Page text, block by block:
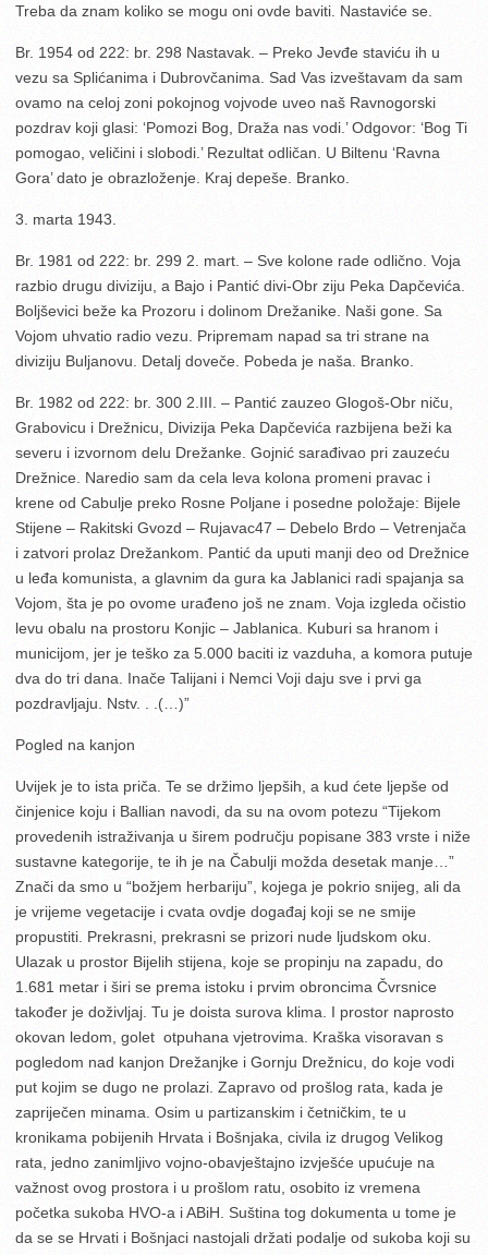
Treba da znam koliko se mogu oni ovde baviti. Nastaviće se.
Br. 1954 od 222: br. 298 Nastavak. – Preko Jevđe staviću ih u
vezu sa Splićanima i Dubrovčanima. Sad Vas izveštavam da sam
ovamo na celoj zoni pokojnog vojvode uveo naš Ravnogorski
pozdrav koji glasi: ‘Pomozi Bog, Draža nas vodi.’ Odgovor: ‘Bog Ti
pomogao, veličini i slobodi.’ Rezultat odličan. U Biltenu ‘Ravna
Gora’ dato je obrazloženje. Kraj depeše. Branko.
3. marta 1943.
Br. 1981 od 222: br. 299 2. mart. – Sve kolone rade odlično. Voja
razbio drugu diviziju, a Bajo i Pantić divi-Obr ziju Peka Dapčevića.
Boljševici beže ka Prozoru i dolinom Drežanike. Naši gone. Sa
Vojom uhvatio radio vezu. Pripremam napad sa tri strane na
diviziju Buljanovu. Detalj doveče. Pobeda je naša. Branko.
Br. 1982 od 222: br. 300 2.III. – Pantić zauzeo Glogoš-Obr niču,
Grabovicu i Drežnicu, Divizija Peka Dapčevića razbijena beži ka
severu i izvornom delu Drežanke. Gojnić sarađivao pri zauzeću
Drežnice. Naredio sam da cela leva kolona promeni pravac i
krene od Cabulje preko Rosne Poljane i posedne položaje: Bijele
Stijene – Rakitski Gvozd – Rujavac47 – Debelo Brdo – Vetrenjača
i zatvori prolaz Drežankom. Pantić da uputi manji deo od Drežnice
u leđa komunista, a glavnim da gura ka Jablanici radi spajanja sa
Vojom, šta je po ovome urađeno još ne znam. Voja izgleda očistio
levu obalu na prostoru Konjic – Jablanica. Kuburi sa hranom i
municijom, jer je teško za 5.000 baciti iz vazduha, a komora putuje
dva do tri dana. Inače Talijani i Nemci Voji daju sve i prvi ga
pozdravljaju. Nstv. . .(…)”
Pogled na kanjon
Uvijek je to ista priča. Te se držimo ljepših, a kud ćete ljepše od
činjenice koju i Ballian navodi, da su na ovom potezu “Tijekom
provedenih istraživanja u širem području popisane 383 vrste i niže
sustavne kategorije, te ih je na Čabulji možda desetak manje…”
Znači da smo u “božjem herbariju”, kojega je pokrio snijeg, ali da
je vrijeme vegetacije i cvata ovdje događaj koji se ne smije
propustiti. Prekrasni, prekrasni se prizori nude ljudskom oku.
Ulazak u prostor Bijelih stijena, koje se propinju na zapadu, do
1.681 metar i širi se prema istoku i prvim obroncima Čvrsnice
također je doživljaj. Tu je doista surova klima. I prostor naprosto
okovan ledom, golet otpuhana vjetrovima. Kraška visoravan s
pogledom nad kanjon Drežanjke i Gornju Drežnicu, do koje vodi
put kojim se dugo ne prolazi. Zapravo od prošlog rata, kada je
zapriječen minama. Osim u partizanskim i četničkim, te u
kronikama pobijenih Hrvata i Bošnjaka, civila iz drugog Velikog
rata, jedno zanimljivo vojno-obavještajno izvješće upućuje na
važnost ovog prostora i u prošlom ratu, osobito iz vremena
početka sukoba HVO-a i ABiH. Suština tog dokumenta u tome je
da se se Hrvati i Bošnjaci nastojali držati podalje od sukoba koji su